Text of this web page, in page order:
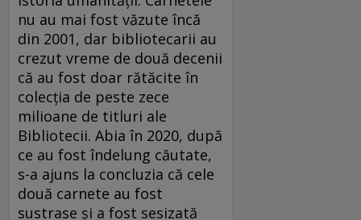
nu au mai fost văzute încă
din 2001, dar bibliotecarii au
crezut vreme de două decenii
că au fost doar rătăcite în
colecția de peste zece
milioane de titluri ale
Bibliotecii. Abia în 2020, după
ce au fost îndelung căutate,
s-a ajuns la concluzia că cele
două carnete au fost
sustrase și a fost sesizată